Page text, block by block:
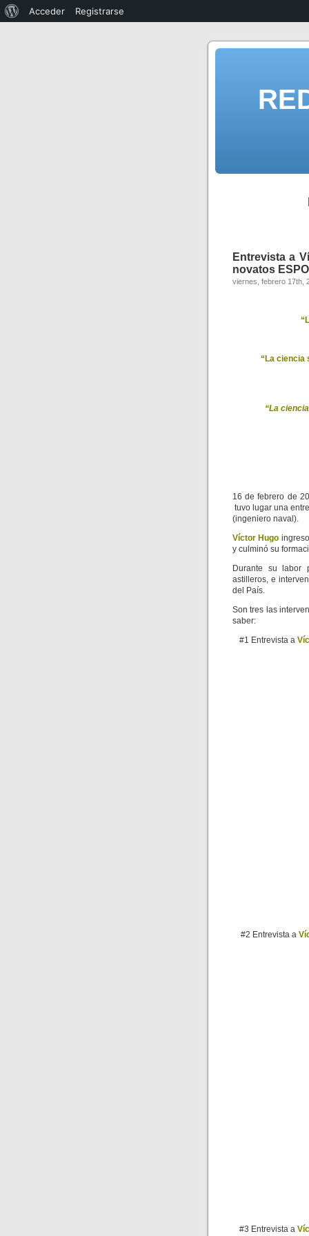
Entrevista a
novatos
viernes, febrero 17th,
“La ciencia
“La
16 de febrero de
tuvo lugar una
(ingeniero naval).
Víctor Hugo
y culminó su
Durante su labor
astilleros, e
del País.
Son tres las
saber:
#1 Entrevista a
#2 Entrevista a
#3 Entrevista a
Acceder Registrarse